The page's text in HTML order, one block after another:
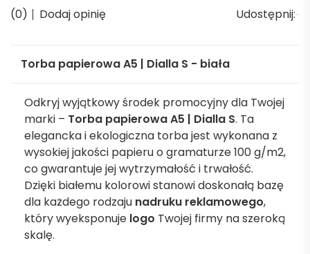
(0) Dodaj opinię Udostępnij:
Torba papierowa A5 | Dialla S - biała
Odkryj wyjątkowy środek promocyjny dla Twojej
marki – Torba papierowa A5 | Dialla S. Ta
elegancka i ekologiczna torba jest wykonana z
wysokiej jakości papieru o gramaturze 100 g/m2,
co gwarantuje jej wytrzymałość i trwałość.
Dzięki białemu kolorowi stanowi doskonałą bazę
dla każdego rodzaju nadruku reklamowego,
który wyeksponuje logo Twojej firmy na szeroką
skalę.